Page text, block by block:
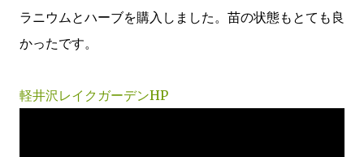
ラニウムとハーブを購入しました。苗の状態もとても良
かったです。
軽井沢レイクガーデンHP